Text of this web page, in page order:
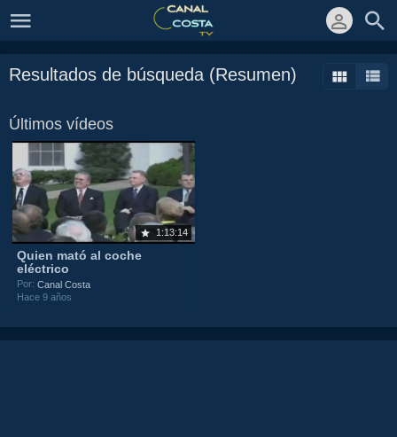
Resultados de búsqueda (Resumen)
Últimos vídeos
1:13:14
Quien mató al coche
eléctrico
Por:Canal Costa
Hace 9 años